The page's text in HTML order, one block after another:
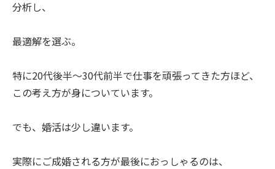
分析し、
最適解を選ぶ。
特に20代後半〜30代前半で仕事を頑張ってきた方ほど、
この考え方が身についています。
でも、婚活は少し違います。
実際にご成婚される方が最後におっしゃるのは、